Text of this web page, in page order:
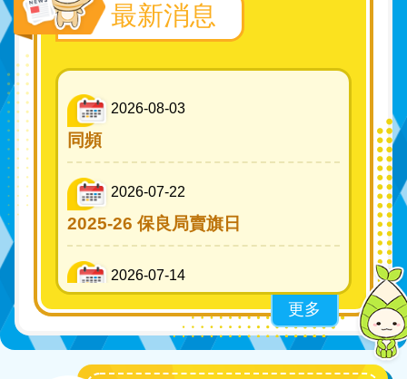
最新消息
2026-08-03
同頻
2026-07-22
2025-26 保良局賣旗日
2026-07-14
香港創科展2025-2026 更多